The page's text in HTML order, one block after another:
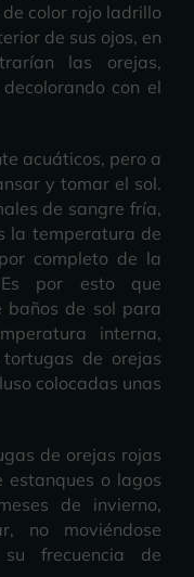
color rojo ladrillo
de sus ojos, en
las orejas,
con el
acuáticos, pero a
y tomar el sol.
de sangre fría,
la temperatura de
completo de la
por esto que
baños de sol para
interna,
de orejas
colocadas unas
de orejas rojas
estanques o lagos
de invierno,
no moviéndose
frecuencia de